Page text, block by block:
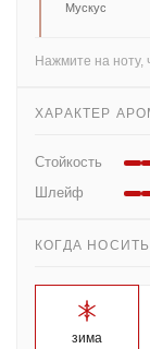
Мускус
Нажмите на ноту,
ХАРАКТЕР
Стойкость
Шлейф
КОГДА НОСИТЬ
зима